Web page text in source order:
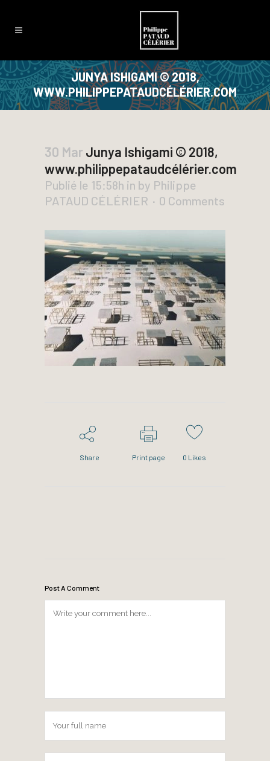
JUNYA ISHIGAMI © 2018,
WWW.PHILIPPEPATAUDCÉLÉRIER.COM
30 Mar Junya Ishigami © 2018,
www.philippepataudcélérier.com
Publié le 15:58h in by Philippe
PATAUD CÉLÉRIER
0 Comments
Share Print page 0 Likes
Post A Comment